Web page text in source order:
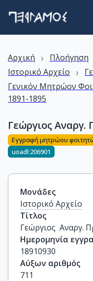
Αρχική › Πλοήγηση
Ιστορικό Αρχείο ›
Γενικόν Μητρώον
1891-1895
Γεώργιος Αναργ.
Εγγραφή μητρώου
uoadl:206901
Μονάδες
Ιστορικό Αρχείο
Τίτλος
Γεώργιος  Αναργ.
Ημερομηνία
18910930
Αύξων αριθμός
711